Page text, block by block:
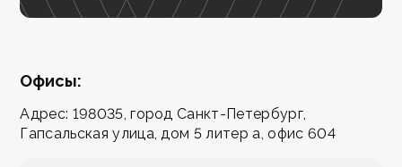
Офисы:
Адрес: 198035, город Санкт-Петербург,
Гапсальская улица, дом 5 литер а, офис 604